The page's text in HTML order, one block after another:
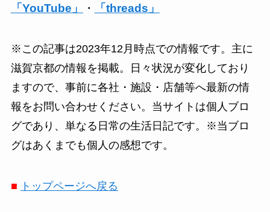
「YouTube」 ・ 「threads」
※この記事は2023年12月時点での情報です。主に
滋賀京都の情報を掲載。日々状況が変化しており
ますので、事前に各社・施設・店舗等へ最新の情
報をお問い合わせください。当サイトは個人ブロ
グであり、単なる日常の生活日記です。※当ブロ
グはあくまでも個人の感想です。
■ トップページへ戻る